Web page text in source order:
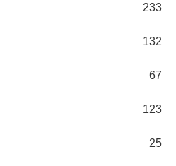
233
132
67
123
25